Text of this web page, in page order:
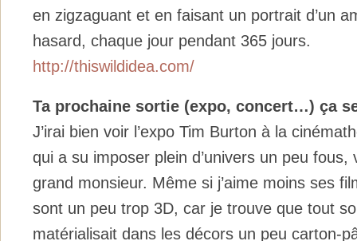
en zigzaguant et en faisant un portrait d’un
hasard, chaque jour pendant 365 jours.
http://thiswildidea.com/
Ta prochaine sortie (expo, concert…) ça
J’irai bien voir l’expo Tim Burton à la
qui a su imposer plein d’univers un peu fous,
grand monsieur. Même si j’aime moins ses
sont un peu trop 3D, car je trouve que tout
matérialisait dans les décors un peu carton-